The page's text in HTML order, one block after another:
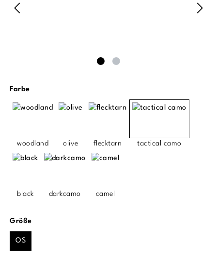
Farbeauswählen
woodland olive flecktarn tactical camo
black darkcamo camel
Größeauswählen
OS